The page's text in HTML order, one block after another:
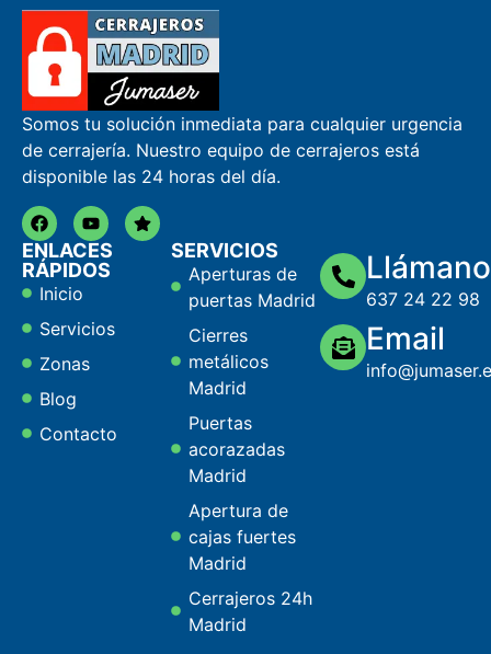
Somos tu solución inmediata para cualquier urgencia
de cerrajería. Nuestro equipo de cerrajeros está
disponible las 24 horas del día.
ENLACES
RÁPIDOS
Inicio
Servicios
Zonas
Blog
Contacto
SERVICIOS
Aperturas de
puertas Madrid
Cierres
metálicos
Madrid
Puertas
acorazadas
Madrid
Apertura de
cajas fuertes
Madrid
Cerrajeros 24h
Madrid
637 24 22 98
Email